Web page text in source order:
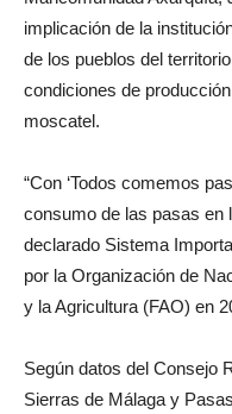
implicación de la
de los pueblos del
condiciones de
moscatel.
“Con ‘Todos comemos
consumo de las pasas en
declarado Sistema
por la Organización de
y la Agricultura (FAO) en
Según datos del Consejo
Sierras de Málaga y